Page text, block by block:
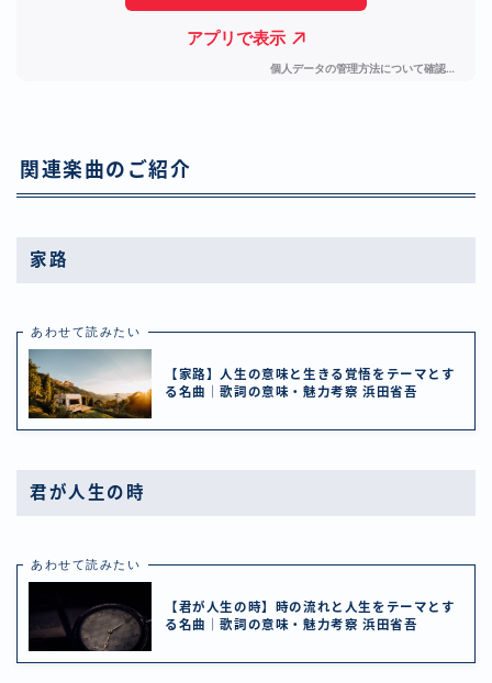
関連楽曲のご紹介
家路
あわせて読みたい
【家路】人生の意味と生きる覚悟をテーマとす
る名曲｜歌詞の意味・魅力考察 浜田省吾
君が人生の時
あわせて読みたい
【君が人生の時】時の流れと人生をテーマとす
る名曲｜歌詞の意味・魅力考察 浜田省吾